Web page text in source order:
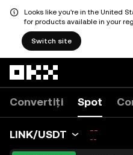
Looks like you're in the United
for products available in your
Switch site
Convertiți Spot
LINK/USDT --
--